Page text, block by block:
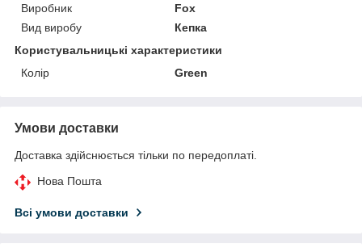
Виробник
Fox
Вид виробу
Кепка
Користувальницькі характеристики
Колір
Green
Умови доставки
Доставка здійснюється тільки по передоплаті.
Нова Пошта
Всі умови доставки